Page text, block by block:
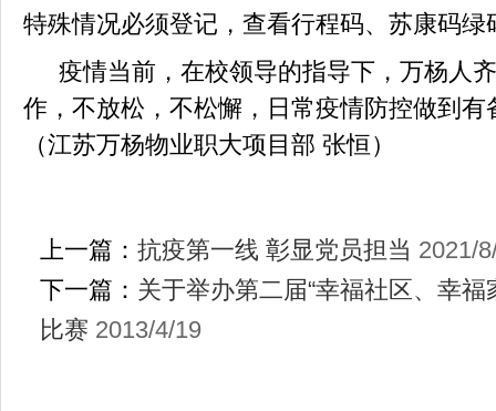
特殊情况必须登记，查看行程码、苏康码绿
疫情当前，在校领导的指导下，万杨人
作，不放松，不松懈，日常疫情防控做到
（江苏万杨物业职大项目部 张恒）
上一篇： 抗疫第一线 彰显党员担当 2021/
下一篇： 关于举办第二届“幸福社区、幸
比赛 2013/4/19